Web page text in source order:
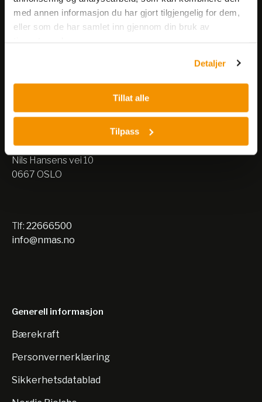
med annen informasjon du har gjort tilgjengelig for dem,
eller som de har samlet inn gjennom din bruk av
Detaljer
Tillat alle
Tilpass
Nils Hansens vei 8
Lager:
Nils Hansens vei 10
0667 OSLO
Tlf: 22666500
info@nmas.no
Generell informasjon
Bærekraft
Personvernerklæring
Sikkerhetsdatablad